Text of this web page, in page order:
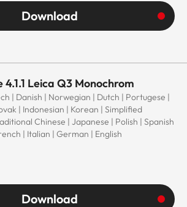
Download
Leica Q3 Monochrom
| Danish | Norwegian | Dutch | Portugese |
| Indonesian | Korean | Simplified
Chinese | Japanese | Polish | Spanish
| Italian | German | English
Download